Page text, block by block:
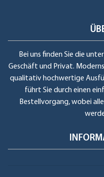
Bei uns finden Sie die
Geschäft und Privat.
qualitativ hochwertige
führt Sie durch einen
Bestellvorgang, wobei